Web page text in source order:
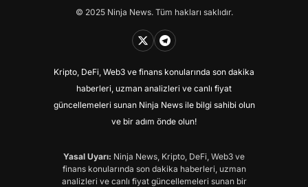
© 2025 Ninja News. Tüm hakları saklıdır.
Kripto, DeFi, Web3 ve finans konularında son dakika
haberleri, uzman analizleri ve canlı fiyat
güncellemeleri sunan Ninja News ile bilgi sahibi olun
ve bir adım önde olun!
Yasal Uyarı: Ninja News, Kripto, DeFi, Web3 ve
finans konularında son dakika haberleri, uzman
analizleri ve canlı fiyat güncellemeleri sunan bir